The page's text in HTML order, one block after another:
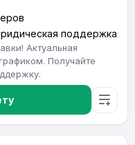
поддержка
Актуальная
Получайте